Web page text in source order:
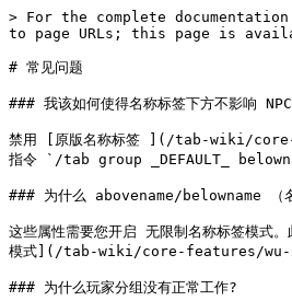
> For the complete
to page URLs; this page is
# 常见问题
### 我该如何使得名称标签下方不影响
禁用 [原版名称标签 ](/tab-wiki/
指令 `/tab group _DEFAULT_
### 为什么 abovename/belowname （名
这些属性需要您开启 无限制名称标签模式
模式](/tab-wiki/core-features/wu-
### 为什么玩家分组没有正常工作?